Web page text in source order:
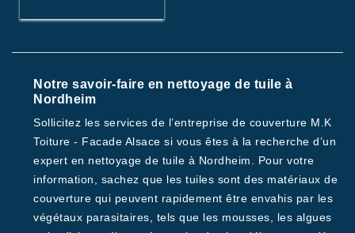
Notre savoir-faire en nettoyage de tuile à
Nordheim
Sollicitez les services de l’entreprise de couverture M.K
Toiture - Facade Alsace si vous êtes à la recherche d’un
expert en nettoyage de tuile à Nordheim. Pour votre
information, sachez que les tuiles sont des matériaux de
couverture qui peuvent rapidement être envahis par les
végétaux parasitaires, tels que les mousses, les algues